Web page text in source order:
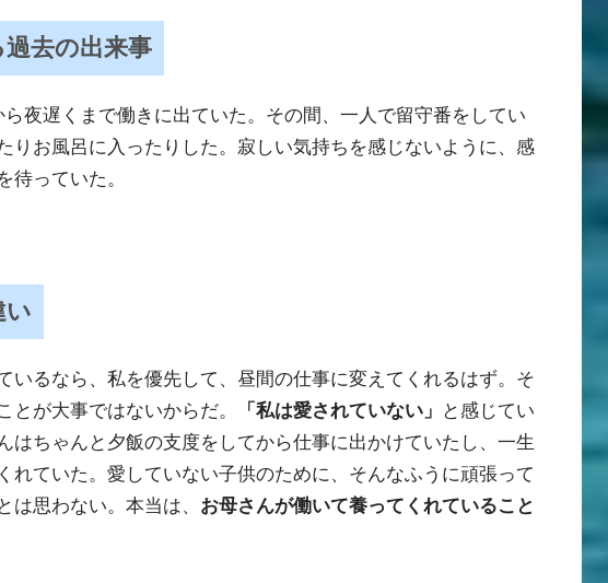
去の出来事
夜遅くまで働きに出ていた。その間、一人で留守番をしてい
りお風呂に入ったりした。寂しい気持ちを感じないように、感
待っていた。
い
いるなら、私を優先して、昼間の仕事に変えてくれるはず。そ
とが大事ではないからだ。
「私は愛されていない」
と感じてい
はちゃんと夕飯の支度をしてから仕事に出かけていたし、一生
れていた。愛していない子供のために、そんなふうに頑張って
は思わない。本当は、 お母さんが働いて養ってくれていること